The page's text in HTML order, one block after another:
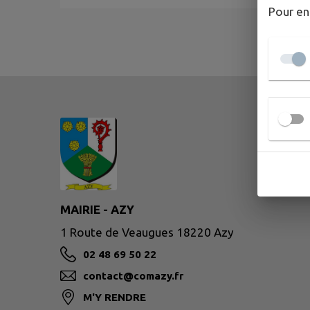
MAIRIE - AZY
1 Route de Veaugues 18220 Azy
02 48 69 50 22
contact@comazy.fr
M'Y RENDRE
Pour